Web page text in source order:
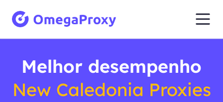
Melhor desempenho
New Caledonia Proxies